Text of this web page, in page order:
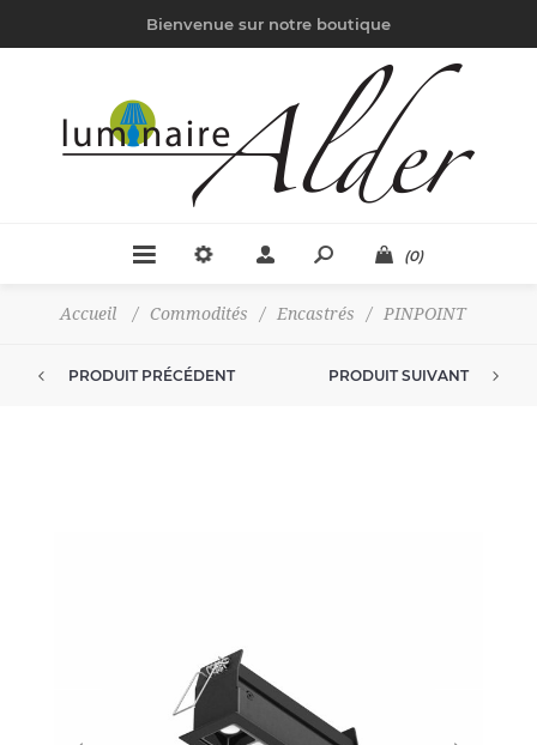
Bienvenue sur notre boutique
(0)
Accueil / Commodités / Encastrés / PINPOINT
PRODUIT PRÉCÉDENT PRODUIT SUIVANT